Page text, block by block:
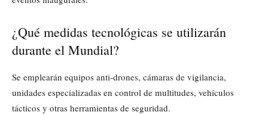
¿Qué medidas tecnológicas se utilizarán
durante el Mundial?
Se emplearán equipos anti-drones, cámaras de vigilancia,
unidades especializadas en control de multitudes, vehículos
tácticos y otras herramientas de seguridad.